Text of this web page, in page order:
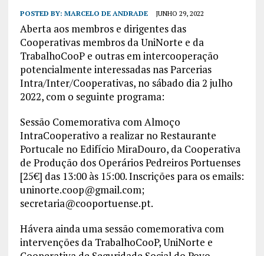
POSTED BY: MARCELO DE ANDRADE JUNHO 29, 2022
Aberta aos membros e dirigentes das
Cooperativas membros da UniNorte e da
TrabalhoCooP e outras em intercooperação
potencialmente interessadas nas Parcerias
Intra/Inter/Cooperativas, no sábado dia 2 julho
2022, com o seguinte programa:
Sessão Comemorativa com Almoço
IntraCooperativo a realizar no Restaurante
Portucale no Edifício MiraDouro, da Cooperativa
de Produção dos Operários Pedreiros Portuenses
[25€] das 13:00 às 15:00. Inscrições para os emails:
uninorte.coop@gmail.com;
secretaria@cooportuense.pt.
Hávera ainda uma sessão comemorativa com
intervenções da TrabalhoCooP, UniNorte e